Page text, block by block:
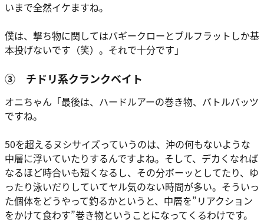
いまで全然イケますね。
僕は、撃ち物に関してはバギークローとブルフラットしか基
本投げないです（笑）。それで十分です」
③ チドリ系クランクベイト
オニちゃん 「最後は、ハードルアーの巻き物、バトルバッツ
ですね。
50を超えるヌシサイズっていうのは、沖の何もないような
中層に浮いていたりするんですよね。そして、デカくなれば
なるほど時合いも短くなるし、その分ボーッとしてたり、ゆ
ったり泳いだりしていてヤル気のない時間が多い。そういっ
た個体をどうやって釣るかというと、中層を”リアクション
をかけて食わす”巻き物ということになってくるわけです。